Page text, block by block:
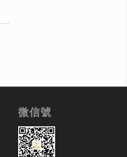
微信號